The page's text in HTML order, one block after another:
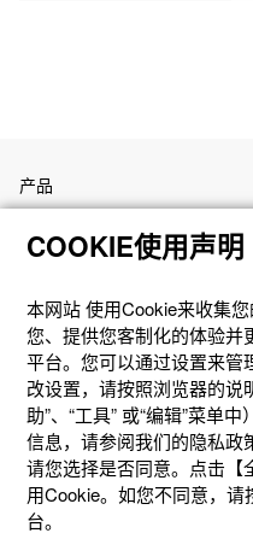
产品
客户支持
资讯
COOKIE使用声明
本网站 使⽤Cookie来收集
您、提供您客制化的体验并
平台。您可以通过设置来管
改设置，请按照浏览器的说
助”、“⼯具” 或“编辑”菜单
信息，请参阅我们的隐私政
请您选择是否同意。点击【
用Cookie。如您不同意，
台。